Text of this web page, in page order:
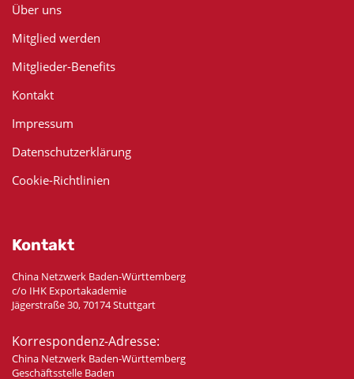
Über uns
Mitglied werden
Mitglieder-Benefits
Kontakt
Impressum
Datenschutzerklärung
Cookie-Richtlinien
Kontakt
China Netzwerk Baden-Württemberg
c/o IHK Exportakademie
Jägerstraße 30, 70174 Stuttgart
Korrespondenz-Adresse:
China Netzwerk Baden-Württemberg
Geschäftsstelle Baden